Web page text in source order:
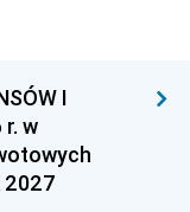
I
r. w
2027